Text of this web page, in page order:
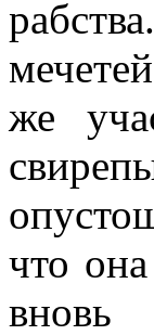
же
что
вновь